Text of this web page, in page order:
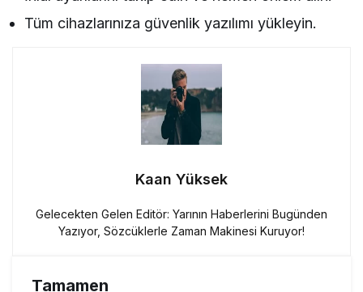
Tüm cihazlarınıza güvenlik yazılımı yükleyin.
Kaan Yüksek
Gelecekten Gelen Editör: Yarının Haberlerini Bugünden
Yazıyor, Sözcüklerle Zaman Makinesi Kuruyor!
Tamamen